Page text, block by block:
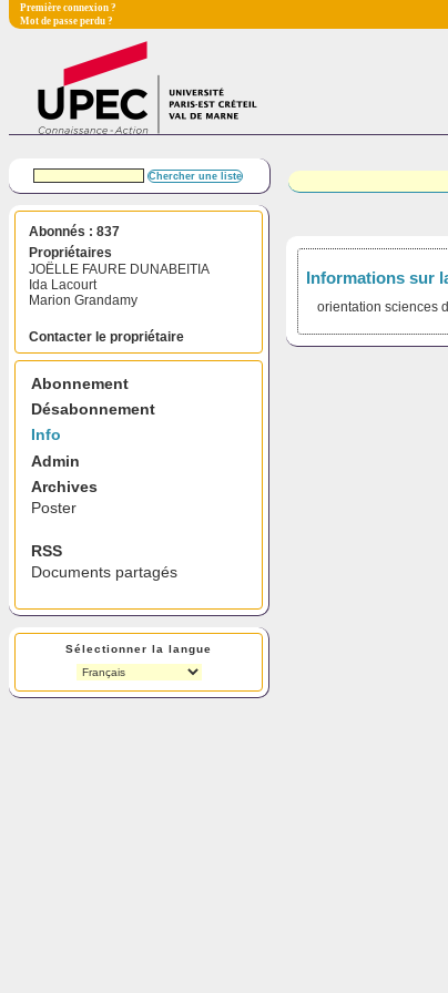
Première connexion ?
Mot de passe perdu ?
Abonnés : 837
Propriétaires
JOËLLE FAURE DUNABEITIA
Ida Lacourt
Marion Grandamy
Contacter le propriétaire
Abonnement
Désabonnement
Info
Admin
Archives
Poster
RSS
Documents partagés
Sélectionner la langue
Informations sur
orientation sciences